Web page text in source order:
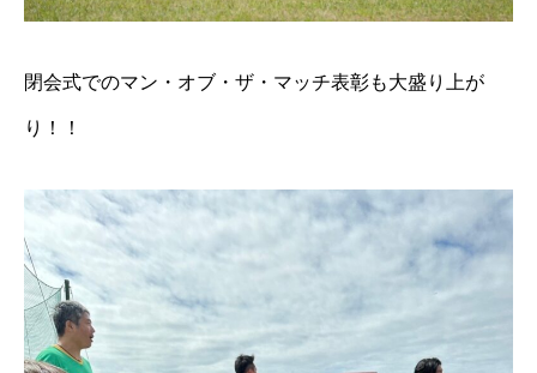
閉会式でのマン・オブ・ザ・マッチ表彰も大盛り上が
り！！